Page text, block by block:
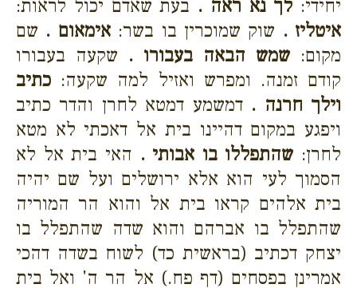
יחידי: לך נא ראה . בעת שאדם יכול לראות:
איטליז . שוק שמוכרין בו בשר:אימאום . שם
מקום: שמש הבאה בעבורו . שקעה בעבורו
קודם זמנה. ומפרש ואזיל למה שקעה: כתיב
וילך חרנה . דמשמע דמטא לחרן והדר כתיב
ויפגע במקום דהיינו בית אל דאכתי לא מטא
לחרן: שהתפללו בו אבותי . האי בית אל לא
הסמוך לעי הוא אלא ירושלים ועל שם יהיה
בית אלהים קראו בית אל והוא הר המוריה
שהתפלל בו אברהם והוא שדה שהתפלל בו
יצחק דכתיב (בראשית כד) לשוח בשדה דהכי
אמרינן בפסחים (דף פח.) אל הר ה' ואל בית